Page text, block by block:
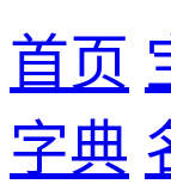
首页
字典